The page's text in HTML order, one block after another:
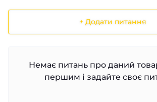
+ Додати питання
Немає питань про даний
першим і задайте своє